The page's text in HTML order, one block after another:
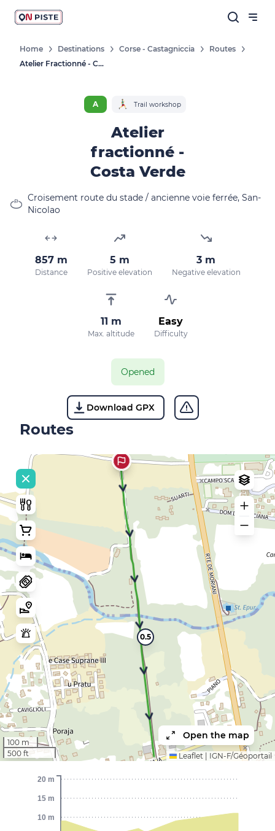
Home Destinations Corse - Castagniccia
Routes
Atelier Fractionné - Costa Verde
A Trail workshop
Atelier
fractionné -
Costa Verde
Croisement route du stade / ancienne voie ferrée, San-
Nicolao
857 m
Distance
5 m
Positive elevation
3 m
Negative elevation
11 m
Max. altitude
Easy
Difficulty
Opened
Download GPX
Routes
0.5
100 m
500 ft
Open the map
Leaflet IGN-F/Géoportail
10 m
15 m
20 m